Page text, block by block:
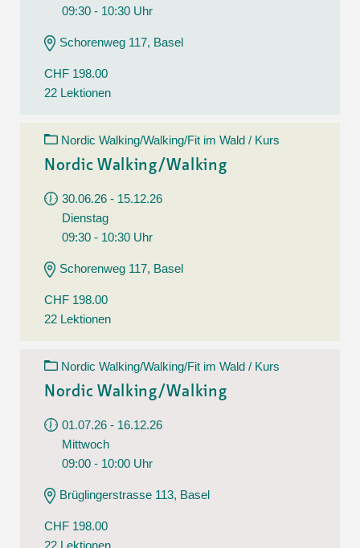
09:30 - 10:30 Uhr
Schorenweg 117, Basel
CHF 198.00
22 Lektionen
Nordic Walking/Walking/Fit im Wald / Kurs
Nordic Walking/Walking
30.06.26 - 15.12.26
Dienstag
09:30 - 10:30 Uhr
Schorenweg 117, Basel
CHF 198.00
22 Lektionen
Nordic Walking/Walking/Fit im Wald / Kurs
Nordic Walking/Walking
01.07.26 - 16.12.26
Mittwoch
09:00 - 10:00 Uhr
Brüglingerstrasse 113, Basel
CHF 198.00
22 Lektionen